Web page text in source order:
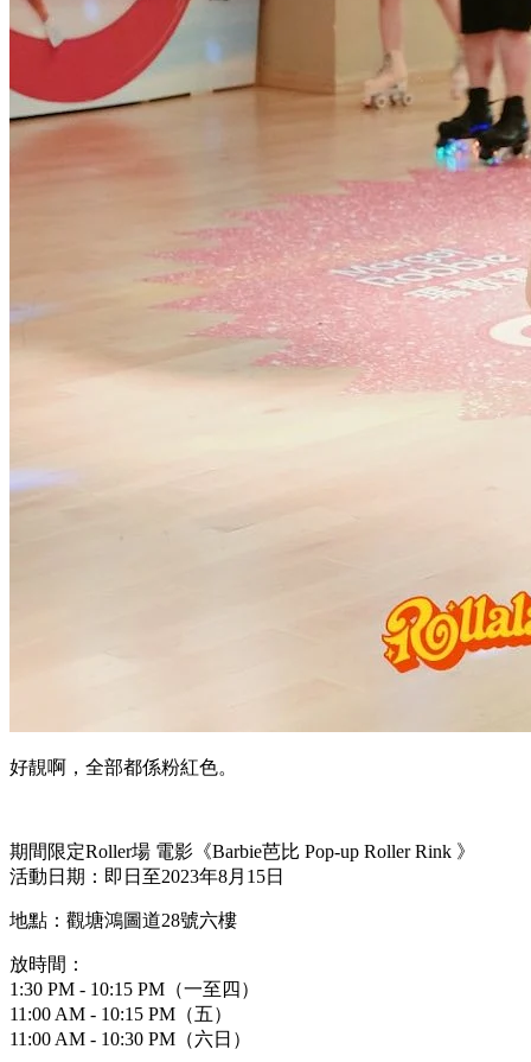
好靚啊，全部都係粉紅色。
期間限定Roller場 電影《Barbie芭比 Pop-up Roller Rink 》
活動日期：即日至2023年8月15日
地點：觀塘鴻圖道28號六樓
放時間：
1:30 PM - 10:15 PM（一至四）
11:00 AM - 10:15 PM（五）
11:00 AM - 10:30 PM（六日）